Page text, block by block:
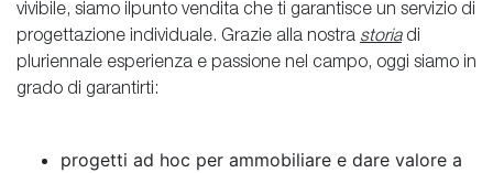
vivibile, siamo ilpunto vendita che ti garantisce un servizio di
progettazione individuale. Grazie alla nostra storiadi
pluriennale esperienza e passione nel campo, oggi siamo in
grado di garantirti:
progetti ad hoc per ammobiliare e dare valore a